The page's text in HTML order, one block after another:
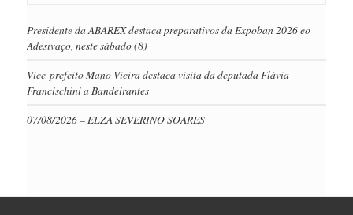
Presidente da ABAREX destaca preparativos da Expoban 2026 eo
Adesivaço, neste sábado (8)
Vice-prefeito Mano Vieira destaca visita da deputada Flávia
Francischini a Bandeirantes
07/08/2026 – ELZA SEVERINO SOARES